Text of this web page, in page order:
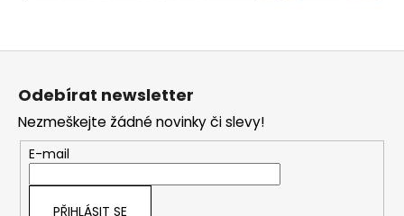
Odebírat newsletter
Nezmeškejte žádné novinky či slevy!
E-mail
PŘIHLÁSIT SE